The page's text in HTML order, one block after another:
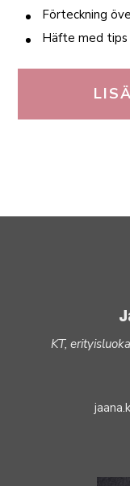
Förteckning
Häfte med tips
KT,